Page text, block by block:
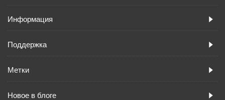
Информация
Поддержка
Метки
Новое в блоге